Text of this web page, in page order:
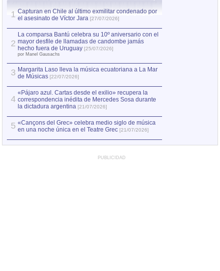
1 Capturan en Chile al último exmilitar condenado por
el asesinato de Víctor Jara [27/07/2026]
2
La comparsa Bantú celebra su 10º aniversario con el
mayor desfile de llamadas de candombe jamás
hecho fuera de Uruguay [25/07/2026]
por Manel Gausachs
3 Margarita Laso lleva la música ecuatoriana a La Mar
de Músicas [22/07/2026]
4
«Pájaro azul. Cartas desde el exilio» recupera la
correspondencia inédita de Mercedes Sosa durante
la dictadura argentina [21/07/2026]
5 «Cançons del Grec» celebra medio siglo de música
en una noche única en el Teatre Grec [21/07/2026]
PUBLICIDAD